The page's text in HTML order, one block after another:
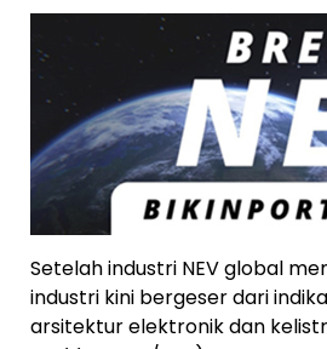
Setelah industri NEV global
industri kini bergeser dari
arsitektur elektronik dan